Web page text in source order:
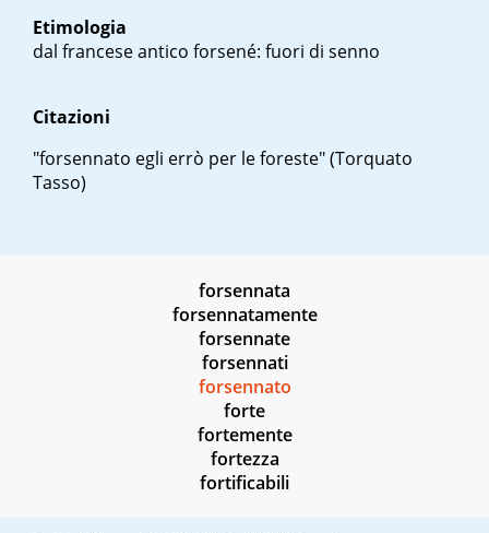
Etimologia
dal francese antico forsené: fuori di senno
Citazioni
"forsennato egli errò per le foreste" (Torquato
Tasso)
forsennata
forsennatamente
forsennate
forsennati
forsennato
forte
fortemente
fortezza
fortificabili